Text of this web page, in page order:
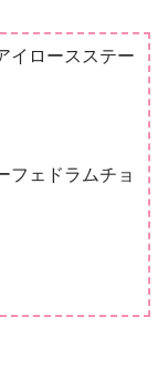
イロースステー
フェドラムチョ